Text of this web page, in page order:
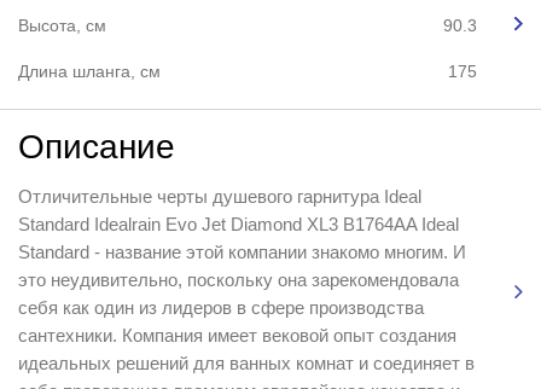
Высота, см 90.3
Длина шланга, см 175
Описание
Отличительные черты душевого гарнитура Ideal
Standard Idealrain Evo Jet Diamond XL3 B1764AA Ideal
Standard - название этой компании знакомо многим. И
это неудивительно, поскольку она зарекомендовала
себя как один из лидеров в сфере производства
сантехники. Компания имеет вековой опыт создания
идеальных решений для ванных комнат и соединяет в